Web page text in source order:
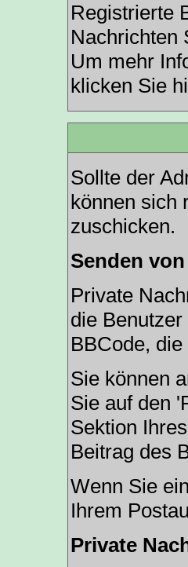
Registrierte
Nachrichten
Um mehr
klicken Sie
Sollte der
können sich
zuschicken.
Senden
Private
die
BBCode,
Sie können
Sie auf den '
Sektion
Beitrag des
Wenn Sie
Ihrem
Private